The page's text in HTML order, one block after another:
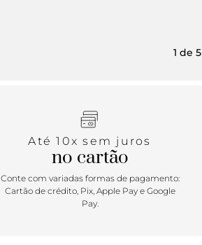
1 de 5
Até 10x sem juros
no cartão
Conte com variadas formas de pagamento:
Cartão de crédito, Pix, Apple Pay e Google
Pay.